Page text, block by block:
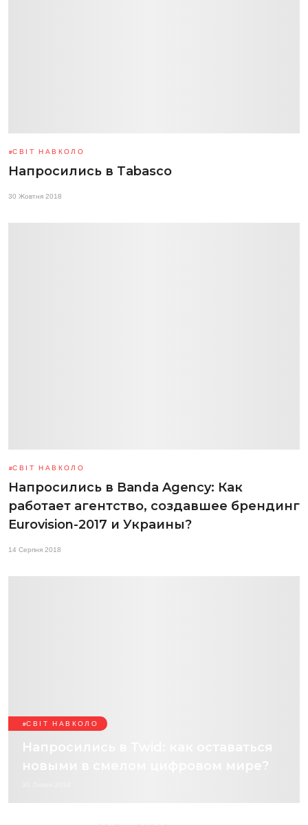
СВІТ НАВКОЛО
Напросились в Tabasco
30 Жовтня 2018
СВІТ НАВКОЛО
Напросились в Banda Agency: Как
работает агентство, создавшее брендинг
Eurovision-2017 и Украины?
14 Серпня 2018
СВІТ НАВКОЛО
Напросились в Twid: как оставаться
новыми в смелом цифровом мире?